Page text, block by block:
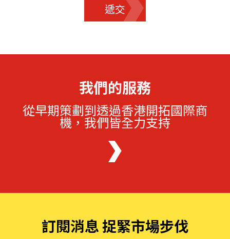
遞交
我們的服務
從早期策劃到透過香港開拓國際商
機，我們皆全力支持
訂閱消息 捉緊市場步伐